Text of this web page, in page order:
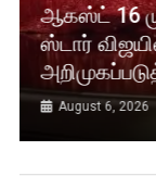
ஆகஸ்ட் 16
ஸ்டார்
August 6, 2026